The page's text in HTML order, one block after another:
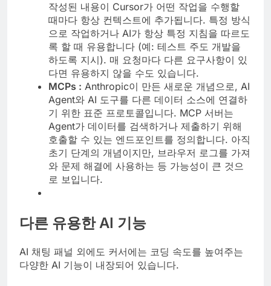
작성된 내용이 Cursor가 어떤 작업을 수행할
때마다 항상 컨텍스트에 추가됩니다. 특정 방식
으로 작업하거나 AI가 항상 특정 지침을 따르도
록 할 때 유용합니다 (예: 테스트 주도 개발을
하도록 지시). 매 요청마다 다른 요구사항이 있
다면 유용하지 않을 수도 있습니다.
MCPs : Anthropic이 만든 새로운 개념으로, AI
Agent와 AI 도구를 다른 데이터 소스에 연결하
기 위한 표준 프로토콜입니다. MCP 서버는
Agent가 데이터를 검색하거나 제출하기 위해
호출할 수 있는 엔드포인트를 정의합니다. 아직
초기 단계의 개념이지만, 브라우저 로그를 가져
와 문제 해결에 사용하는 등 가능성이 큰 것으
로 보입니다.
다른 유용한 AI 기능
AI 채팅 패널 외에도 커서에는 코딩 속도를 높여주는
다양한 AI 기능이 내장되어 있습니다.